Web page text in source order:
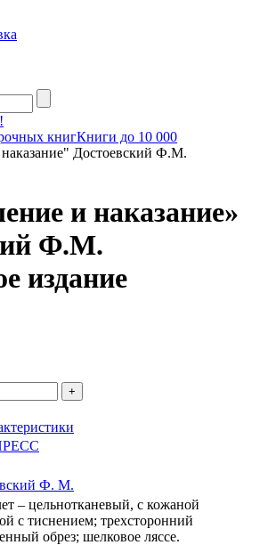
книгКниги до 10 000
Достоевский Ф.М.
и наказание»
Ф.М.
издание
+
Ф. М.
– цельнотканевый, с кожаной
с тиснением; трехсторонний
обрез; шелковое ляссе.